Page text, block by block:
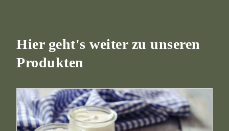
Hier geht's weiter zu unseren
Produkten